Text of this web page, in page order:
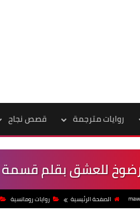
روايات مترجمة قصص نجاح
للعشق بقلم قسمة
الصفحة الرئيسية روايات رومانسية